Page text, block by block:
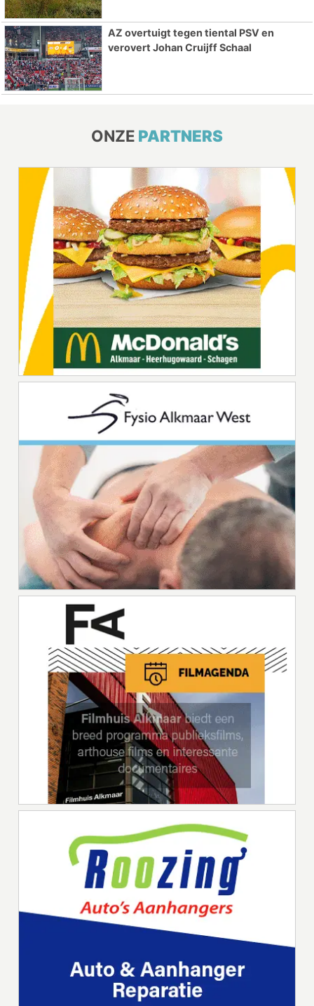
AZ overtuigt tegen tiental PSV en
verovert Johan Cruijff Schaal
ONZE PARTNERS